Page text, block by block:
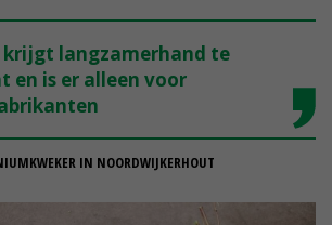
krijgt langzamerhand te
en is er alleen voor
IN NOORDWIJKERHOUT